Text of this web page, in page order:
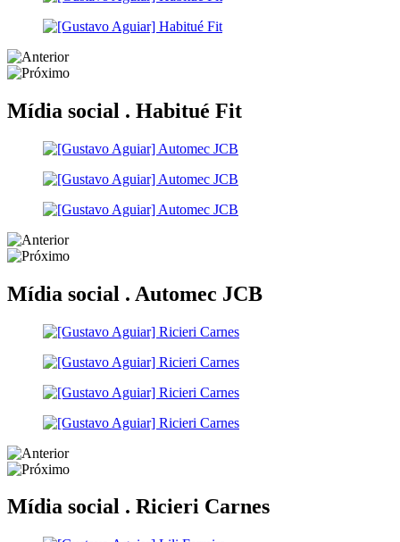
Mídia social . Habitué Fit
Mídia social . Automec JCB
Mídia social . Ricieri Carnes